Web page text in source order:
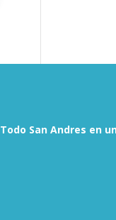
Todo San Andres en